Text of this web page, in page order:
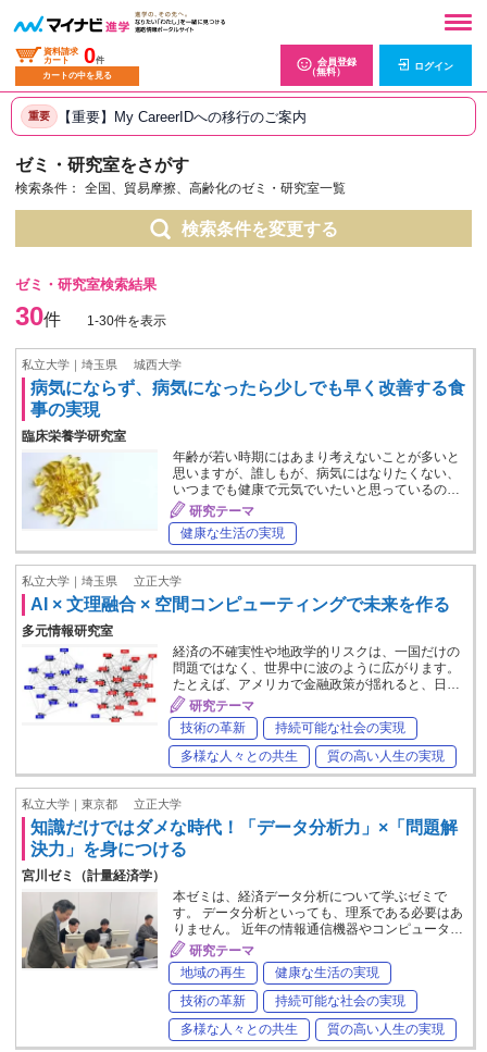
資料請求
カート
0件
カートの中を見る
会員登録
（無料）
ログイン
重要 【重要】My CareerIDへの移行のご案内
ゼミ・研究室をさがす
検索条件： 全国、貿易摩擦、高齢化のゼミ・研究室一覧
検索条件を変更する
ゼミ・研究室検索結果
30件 1-30件を表示
私立大学｜埼玉県 城西大学
病気にならず、病気になったら少しでも早く改善する食
事の実現
臨床栄養学研究室
年齢が若い時期にはあまり考えないことが多いと
思いますが、誰しもが、病気にはなりたくない、
いつまでも健康で元気でいたいと思っているの…
研究テーマ
健康な生活の実現
私立大学｜埼玉県 立正大学
AI × 文理融合 × 空間コンピューティングで未来を作る
多元情報研究室
経済の不確実性や地政学的リスクは、一国だけの
問題ではなく、世界中に波のように広がります。
たとえば、アメリカで金融政策が揺れると、日…
研究テーマ
技術の革新
持続可能な社会の実現
多様な人々との共生
質の高い人生の実現
私立大学｜東京都 立正大学
知識だけではダメな時代！「データ分析力」×「問題解
決力」を身につける
宮川ゼミ（計量経済学）
本ゼミは、経済データ分析について学ぶゼミで
す。 データ分析といっても、理系である必要はあ
りません。 近年の情報通信機器やコンピュータ…
研究テーマ
地域の再生
健康な生活の実現
技術の革新
持続可能な社会の実現
多様な人々との共生
質の高い人生の実現